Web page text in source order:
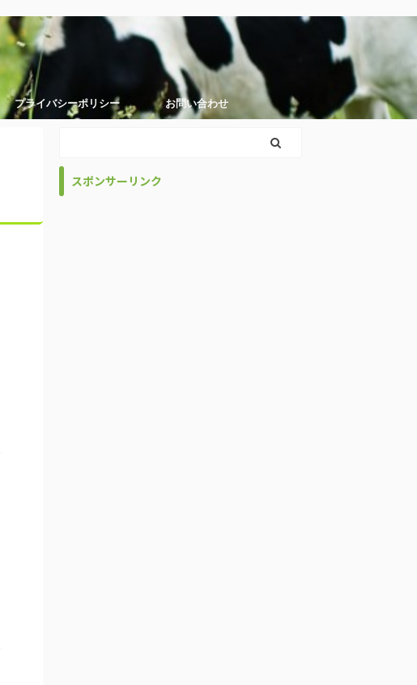
プライバシーポリシー お問い合わせ
スポンサーリンク